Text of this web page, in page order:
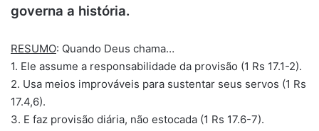
governa a história.
RESUMO: Quando Deus chama…
1. Ele assume a responsabilidade da provisão (1 Rs 17.1-2).
2. Usa meios improváveis para sustentar seus servos (1 Rs
17.4,6).
3. E faz provisão diária, não estocada (1 Rs 17.6-7).